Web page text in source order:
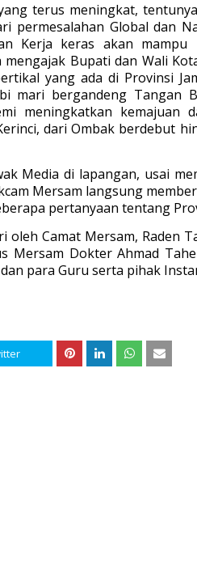
terus meningkat,
permesalahan Global dan
Kerja keras akan mampu
Bupati dan Wali
yang ada di Provinsi
mari bergandeng Tangan
meningkatkan kemajuan
dari Ombak berdebut
Media di lapangan, usai
Mersam langsung
pertanyaan tentang
Camat Mersam, Raden
Mersam Dokter Ahmad
para Guru serta pihak